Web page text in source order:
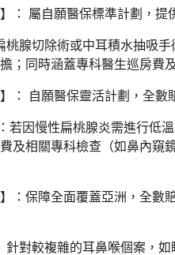
】： 屬自願醫保標準計劃，提
腺切除術或中耳積水抽吸
；同時涵蓋專科醫生巡房費
】： 自願醫保靈活計劃，全數
若因慢性扁桃腺炎需進行低
及相關專科檢查（如鼻內窺
】：保障全面覆蓋亞洲，全數
針對較複雜的耳鼻喉個案，